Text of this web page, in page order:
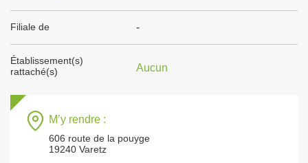
Filiale de -
Établissement(s)
rattaché(s)
Aucun
M’y rendre :
606 route de la pouyge
19240 Varetz